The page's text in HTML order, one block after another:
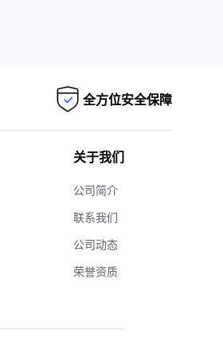
全方位安全保障
关于我们
公司简介
联系我们
公司动态
荣誉资质